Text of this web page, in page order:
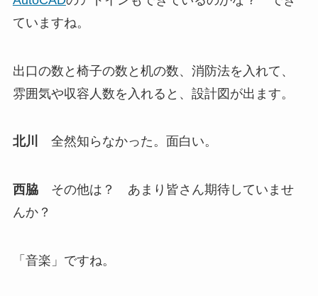
ていますね。
出口の数と椅子の数と机の数、消防法を入れて、
雰囲気や収容人数を入れると、設計図が出ます。
北川 全然知らなかった。面白い。
西脇その他は？ あまり皆さん期待していませ
んか？
「音楽」ですね。